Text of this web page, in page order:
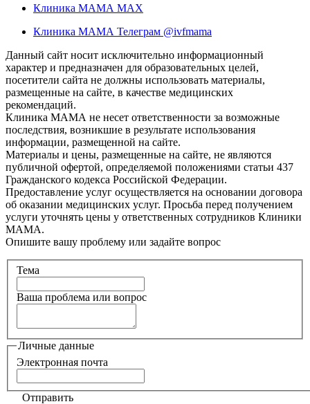
Клиника МАМА MAX
Клиника МАМА Телеграм @ivfmama
Данный сайт носит исключительно информационный
характер и предназначен для образовательных целей,
посетители сайта не должны использовать материалы,
размещенные на сайте, в качестве медицинских
рекомендаций.
Клиника МАМА не несет ответственности за возможные
последствия, возникшие в результате использования
информации, размещенной на сайте.
Материалы и цены, размещенные на сайте, не являются
публичной офертой, определяемой положениями статьи 437
Гражданского кодекса Российской Федерации.
Предоставление услуг осуществляется на основании договора
об оказании медицинских услуг. Просьба перед получением
услуги уточнять цены у ответственных сотрудников Клиники
МАМА.
Опишите вашу проблему или задайте вопрос
Тема
Ваша проблема или вопрос
Личные данные
Электронная почта
Отправить